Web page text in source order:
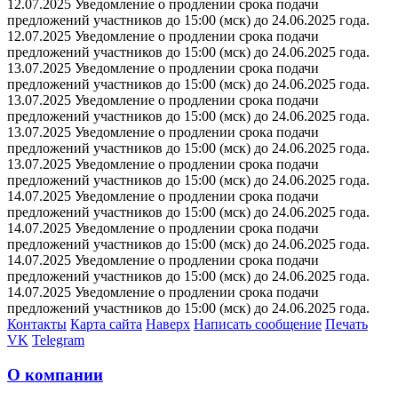
12.07.2025 Уведомление о продлении срока подачи
предложений участников до 15:00 (мск) до 24.06.2025 года.
12.07.2025 Уведомление о продлении срока подачи
предложений участников до 15:00 (мск) до 24.06.2025 года.
13.07.2025 Уведомление о продлении срока подачи
предложений участников до 15:00 (мск) до 24.06.2025 года.
13.07.2025 Уведомление о продлении срока подачи
предложений участников до 15:00 (мск) до 24.06.2025 года.
13.07.2025 Уведомление о продлении срока подачи
предложений участников до 15:00 (мск) до 24.06.2025 года.
13.07.2025 Уведомление о продлении срока подачи
предложений участников до 15:00 (мск) до 24.06.2025 года.
14.07.2025 Уведомление о продлении срока подачи
предложений участников до 15:00 (мск) до 24.06.2025 года.
14.07.2025 Уведомление о продлении срока подачи
предложений участников до 15:00 (мск) до 24.06.2025 года.
14.07.2025 Уведомление о продлении срока подачи
предложений участников до 15:00 (мск) до 24.06.2025 года.
14.07.2025 Уведомление о продлении срока подачи
предложений участников до 15:00 (мск) до 24.06.2025 года.
Контакты Карта сайта Наверх Написать сообщение Печать
VK Telegram
О компании